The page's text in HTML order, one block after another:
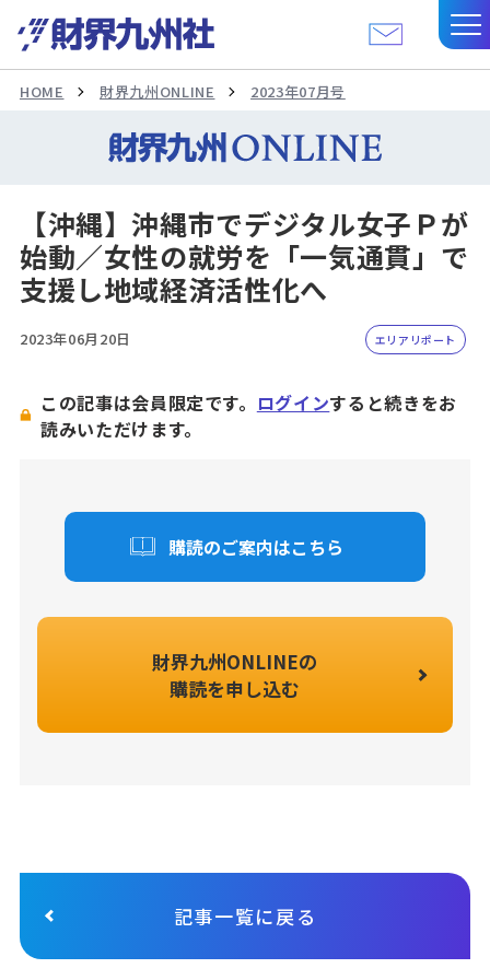
HOME 財界九州ONLINE 2023年07月号
【沖縄】沖縄市でデジタル女子Ｐが
始動／女性の就労を「一気通貫」で
支援し地域経済活性化へ
2023年06月20日 エリアリポート
この記事は会員限定です。 ログインすると続きをお
読みいただけます。
購読のご案内はこちら
財界九州ONLINEの
購読を申し込む
記事一覧に戻る